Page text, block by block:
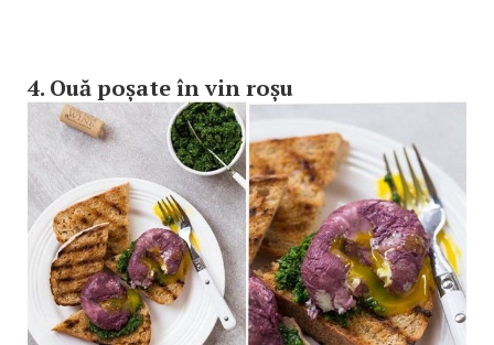
4. Ouă poșate în vin roșu